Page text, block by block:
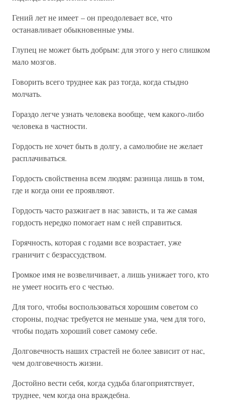
Гений лет не имеет – он преодолевает все, что
останавливает обыкновенные умы.
Глупец не может быть добрым: для этого у него слишком
мало мозгов.
Говорить всего труднее как раз тогда, когда стыдно
молчать.
Гораздо легче узнать человека вообще, чем какого-либо
человека в частности.
Гордость не хочет быть в долгу, а самолюбие не желает
расплачиваться.
Гордость свойственна всем людям: разница лишь в том,
где и когда они ее проявляют.
Гордость часто разжигает в нас зависть, и та же самая
гордость нередко помогает нам с ней справиться.
Горячность, которая с годами все возрастает, уже
граничит с безрассудством.
Громкое имя не возвеличивает, а лишь унижает того, кто
не умеет носить его с честью.
Для того, чтобы воспользоваться хорошим советом со
стороны, подчас требуется не меньше ума, чем для того,
чтобы подать хороший совет самому себе.
Долговечность наших страстей не более зависит от нас,
чем долговечность жизни.
Достойно вести себя, когда судьба благоприятствует,
труднее, чем когда она враждебна.